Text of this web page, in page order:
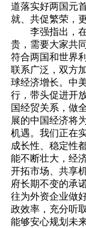
道落实好两国元
就、共促繁荣，
李强指出，在
贵，需要大家共
符合两国和世界
联系广泛，双方
球经济增长。中
行，带头促进开
国经贸关系，做
展的中国经济将
机遇。我们正在
成长性、稳定性
能不断壮大，经
开拓市场、共享
府长期不变的承
往为外资企业做
政效率，充分听
能够安心规划未